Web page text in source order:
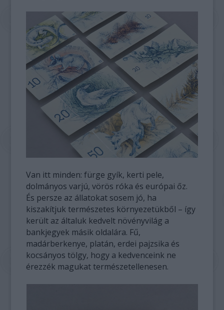
Van itt minden: fürge gyík, kerti pele,
dolmányos varjú, vörös róka és európai őz.
És persze az állatokat sosem jó, ha
kiszakítjuk természetes környezetükből – így
került az általuk kedvelt növényvilág a
bankjegyek másik oldalára. Fű,
madárberkenye, platán, erdei pajzsika és
kocsányos tölgy, hogy a kedvenceink ne
érezzék magukat természetellenesen.